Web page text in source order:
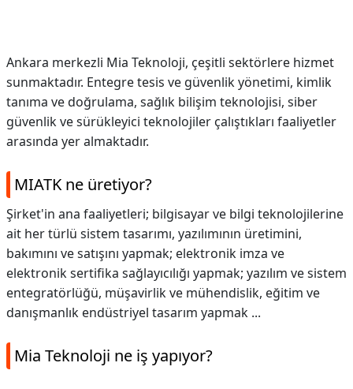
Ankara merkezli Mia Teknoloji, çeşitli sektörlere hizmet
sunmaktadır. Entegre tesis ve güvenlik yönetimi, kimlik
tanıma ve doğrulama, sağlık bilişim teknolojisi, siber
güvenlik ve sürükleyici teknolojiler çalıştıkları faaliyetler
arasında yer almaktadır.
MIATK ne üretiyor?
Şirket'in ana faaliyetleri; bilgisayar ve bilgi teknolojilerine
ait her türlü sistem tasarımı, yazılımının üretimini,
bakımını ve satışını yapmak; elektronik imza ve
elektronik sertifika sağlayıcılığı yapmak; yazılım ve sistem
entegratörlüğü, müşavirlik ve mühendislik, eğitim ve
danışmanlık endüstriyel tasarım yapmak ...
Mia Teknoloji ne iş yapıyor?